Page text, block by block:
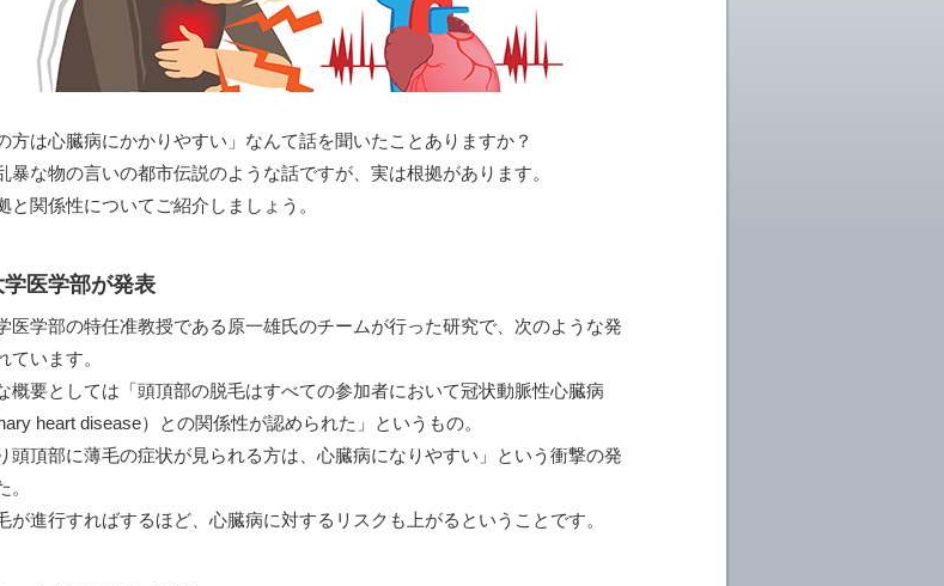
方は心臓病にかかりやすい」なんて話を聞いたことありますか？
暴な物の言いの都市伝説のような話ですが、実は根拠があります。
と関係性についてご紹介しましょう。
医学部が発表
医学部の特任准教授である原一雄氏のチームが行った研究で、次のような発
ています。
概要としては「頭頂部の脱毛はすべての参加者において冠状動脈性心臓病
heart disease）との関係性が認められた」というもの。
頭頂部に薄毛の症状が見られる方は、心臓病になりやすい」という衝撃の発
。
が進行すればするほど、心臓病に対するリスクも上がるということです。